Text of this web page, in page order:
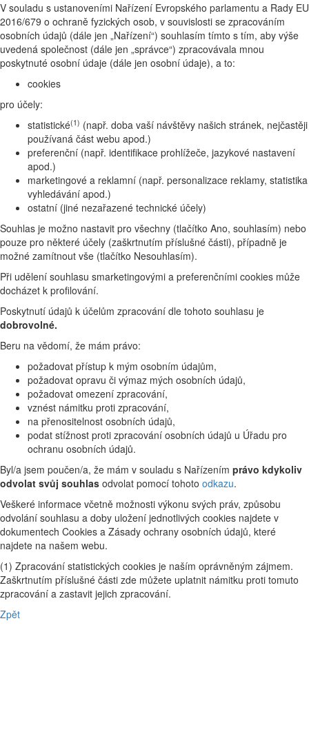
V souladu s ustanoveními Nařízení Evropského parlamentu a Rady EU
2016/679 o ochraně fyzických osob, v souvislosti se zpracováním
osobních údajů (dále jen „Nařízení“) souhlasím tímto s tím, aby výše
uvedená společnost (dále jen „správce“) zpracovávala mnou
poskytnuté osobní údaje (dále jen osobní údaje), a to:
cookies
pro účely:
statistické(1) (např. doba vaší návštěvy našich stránek, nejčastěji
používaná část webu apod.)
preferenční (např. identifikace prohlížeče, jazykové nastavení
apod.)
marketingové a reklamní (např. personalizace reklamy, statistika
vyhledávání apod.)
ostatní (jiné nezařazené technické účely)
Souhlas je možno nastavit pro všechny (tlačítko Ano, souhlasím) nebo
pouze pro některé účely (zaškrtnutím příslušné části), případně je
možné zamítnout vše (tlačítko Nesouhlasím).
Při udělení souhlasu smarketingovými a preferenčními cookies může
docházet k profilování.
Poskytnutí údajů k účelům zpracování dle tohoto souhlasu je
dobrovolné.
Beru na vědomí, že mám právo:
požadovat přístup k mým osobním údajům,
požadovat opravu či výmaz mých osobních údajů,
požadovat omezení zpracování,
vznést námitku proti zpracování,
na přenositelnost osobních údajů,
podat stížnost proti zpracování osobních údajů u Úřadu pro
ochranu osobních údajů.
Byl/a jsem poučen/a, že mám v souladu s Nařízením právo kdykoliv
odvolat svůj souhlas odvolat pomocí tohoto odkazu.
Veškeré informace včetně možnosti výkonu svých práv, způsobu
odvolání souhlasu a doby uložení jednotlivých cookies najdete v
dokumentech Cookies a Zásady ochrany osobních údajů, které
najdete na našem webu.
(1) Zpracování statistických cookies je naším oprávněným zájmem.
Zaškrtnutím příslušné části zde můžete uplatnit námitku proti tomuto
zpracování a zastavit jejich zpracování.
Zpět